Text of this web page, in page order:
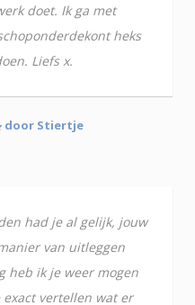
doet. Ik ga met
heks
Liefs x.
door Stiertje
had je al gelijk, jouw
van uitleggen
heb ik je weer mogen
vertellen wat er